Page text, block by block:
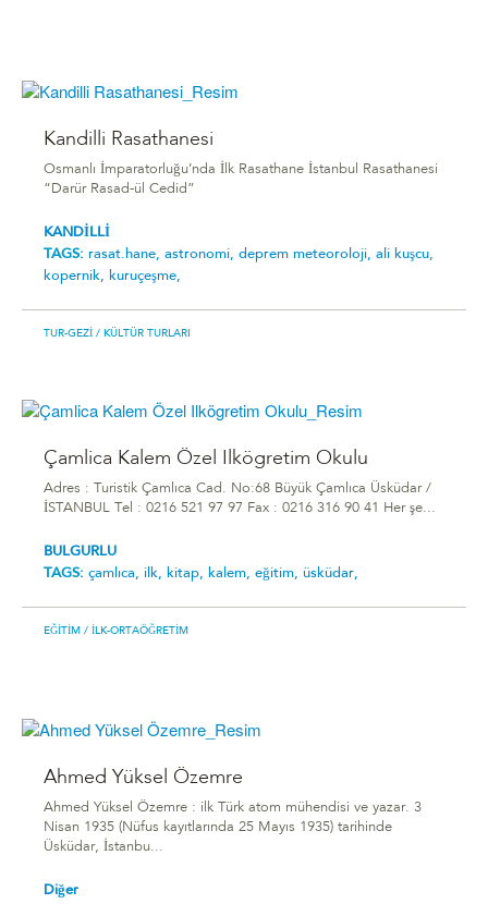
Kandilli Rasathanesi
Osmanlı İmparatorluğu’nda İlk Rasathane İstanbul Rasathanesi
“Darür Rasad-ül Cedid”
KANDİLLİ
TAGS: rasat.hane, astronomi, deprem meteoroloji, ali kuşcu,
kopernik, kuruçeşme,
TUR-GEZI / KÜLTÜR TURLARI
Çamlica Kalem Özel Ilkögretim Okulu
Adres : Turistik Çamlıca Cad. No:68 Büyük Çamlıca Üsküdar /
İSTANBUL Tel : 0216 521 97 97 Fax : 0216 316 90 41 Her şe...
BULGURLU
TAGS: çamlıca, ilk, kitap, kalem, eğitim, üsküdar,
EĞITIM / İLK-ORTAÖĞRETIM
Ahmed Yüksel Özemre
Ahmed Yüksel Özemre : ilk Türk atom mühendisi ve yazar. 3
Nisan 1935 (Nüfus kayıtlarında 25 Mayıs 1935) tarihinde
Üsküdar, İstanbu...
Diğer